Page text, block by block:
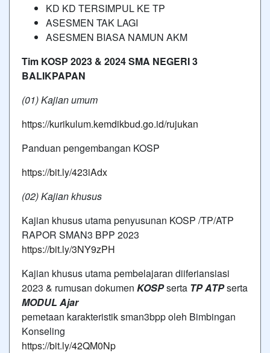
KD KD TERSIMPUL KE TP
ASESMEN TAK LAGI
ASESMEN BIASA NAMUN AKM
Tim KOSP 2023 & 2024 SMA NEGERI 3
BALIKPAPAN
(01) Kajian umum
https://kurikulum.kemdikbud.go.id/rujukan
Panduan pengembangan KOSP
https://bit.ly/423iAdx
(02) Kajian khusus
Kajian khusus utama penyusunan KOSP /TP/ATP
RAPOR SMAN3 BPP 2023
https://bit.ly/3NY9zPH
Kajian khusus utama pembelajaran diiferiansiasi
2023 & rumusan dokumen KOSPserta TP ATPserta
MODUL Ajar
pemetaan karakteristik sman3bpp oleh Bimbingan
Konseling
https://bit.ly/42QM0Np